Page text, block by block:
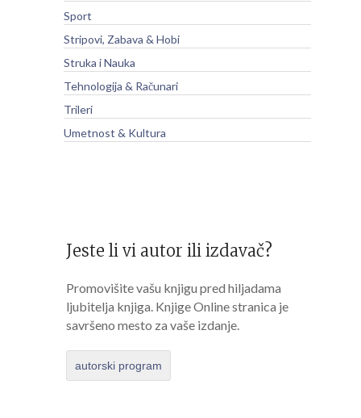
Sport
Stripovi, Zabava & Hobi
Struka i Nauka
Tehnologija & Računari
Trileri
Umetnost & Kultura
Jeste li vi autor ili izdavač?
Promovišite vašu knjigu pred hiljadama
ljubitelja knjiga. Knjige Online stranica je
savršeno mesto za vaše izdanje.
autorski program